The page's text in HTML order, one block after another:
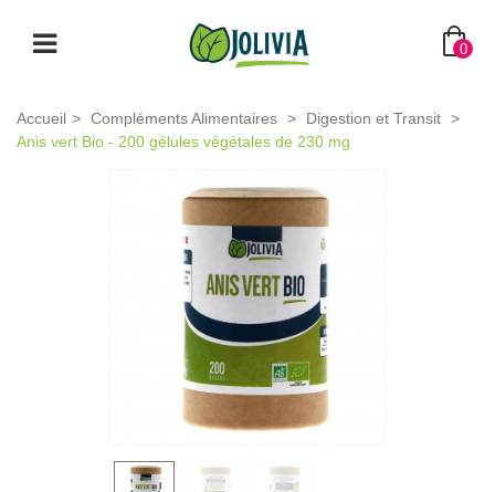
0
Accueil > Compléments Alimentaires > Digestion et Transit >
Anis vert Bio - 200 gélules végétales de 230 mg